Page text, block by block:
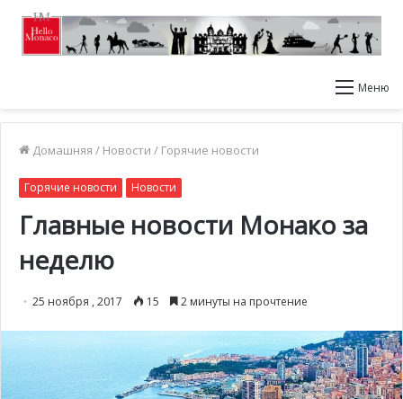
Меню
Домашняя / Новости / Горячие новости
Горячие новости Новости
Главные новости Монако за
неделю
25 ноября , 2017 15 2 минуты на прочтение